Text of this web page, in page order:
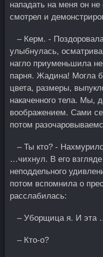
нападать на меня он
смотрел и
– Керм. -
улыбнулась,
нагло приуменьшила
парня. Жадина! Могла
цвета, размеры,
накаченного тела. Мы,
воображением. Сами
потом
– Ты кто? -
…чихнул. В его
неподдельного
потoм вспомнила о
расслабилась:
– Уборщица я. И эта
– Кто-о?